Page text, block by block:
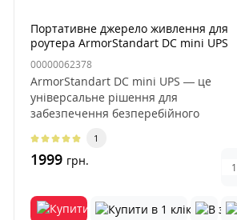
Портативне джерело живлення для
роутера ArmorStandart DC mini UPS
white, білий (ARM79308)
00000062378
ArmorStandart DC mini UPS — це
універсальне рішення для
забезпечення безперебійного
1
1999 грн.